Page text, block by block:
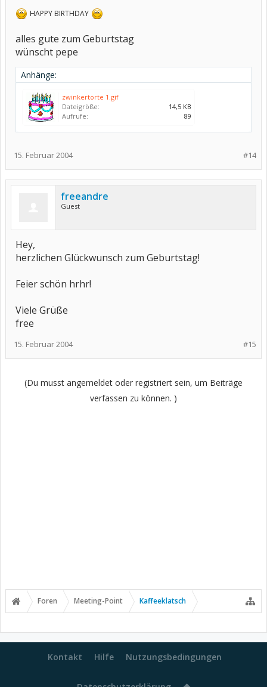
HAPPY BIRTHDAY
alles gute zum Geburtstag
wünscht pepe
Anhänge:
zwinkertorte 1.gif
Dateigröße:
14,5 KB
Aufrufe:
89
#14
15. Februar 2004
freeandre
Guest
Hey,
herzlichen Glückwunsch zum Geburtstag!
Feier schön hrhr!
Viele Grüße
free
#15
15. Februar 2004
(Du musst angemeldet oder registriert sein, um Beiträge
verfassen zu können. )
Foren Meeting-Point Kaffeeklatsch
Kontakt Hilfe Nutzungsbedingungen